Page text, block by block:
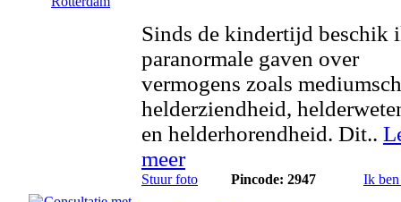
Sinds de kindertijd beschik
paranormale gaven over
vermogens zoals
helderziendheid,
en helderhorendheid. Dit..
meer
Stuur foto Pincode: 2947 Ik